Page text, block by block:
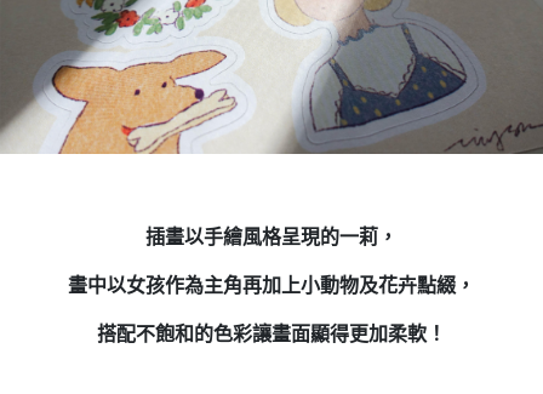
插畫以手繪風格呈現的一莉，
畫中以女孩作為主角再加上小動物及花卉點綴，
搭配不飽和的色彩讓畫面顯得更加柔軟！